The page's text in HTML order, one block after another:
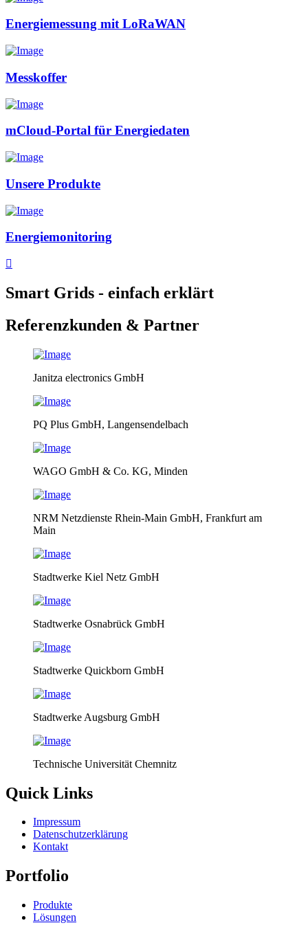
Energiemessung mit LoRaWAN
Messkoffer
mCloud-Portal für Energiedaten
Unsere Produkte
Energiemonitoring
Smart Grids - einfach erklärt
Referenzkunden & Partner
Janitza electronics GmbH
PQ Plus GmbH, Langensendelbach
WAGO GmbH & Co. KG, Minden
NRM Netzdienste Rhein-Main GmbH, Frankfurt am
Main
Stadtwerke Kiel Netz GmbH
Stadtwerke Osnabrück GmbH
Stadtwerke Quickborn GmbH
Stadtwerke Augsburg GmbH
Technische Universität Chemnitz
Quick Links
Impressum
Datenschutzerklärung
Kontakt
Portfolio
Produkte
Lösungen